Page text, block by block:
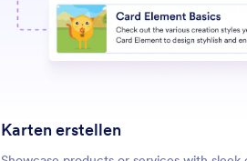
Karten erstellen